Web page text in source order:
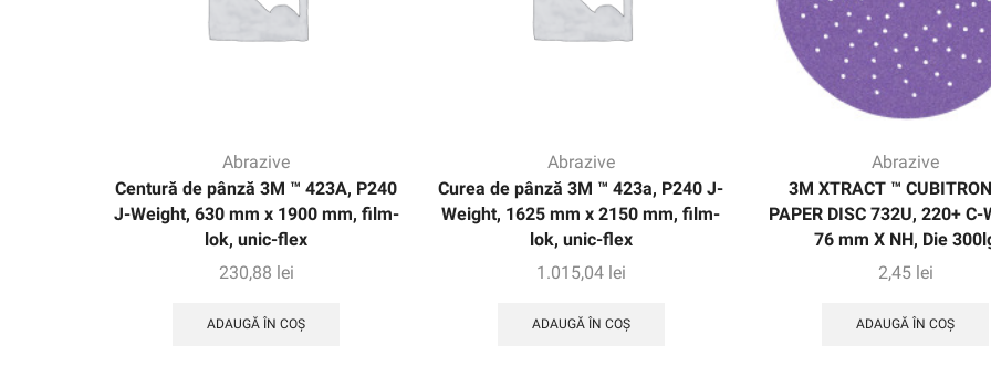
Abrazive
Centură de pânză 3M ™ 423A, P240
J-Weight, 630 mm x 1900 mm, film-
lok, unic-flex
230,88 lei
ADAUGĂ ÎN COȘ
Abrazive
Curea de pânză 3M ™ 423a, P240 J-
Weight, 1625 mm x 2150 mm, film-
lok, unic-flex
1.015,04 lei
ADAUGĂ ÎN COȘ
Abrazive
3M XTRACT ™
PAPER DISC 732U, 220+ C-
76 mm X NH, Die
2,45 lei
ADAUGĂ ÎN COȘ